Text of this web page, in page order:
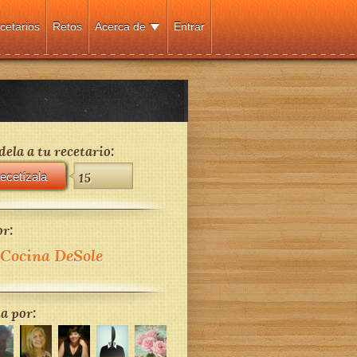
Entrar
Acerca de
Retos
a tu recetario:
15
DeSole
por: